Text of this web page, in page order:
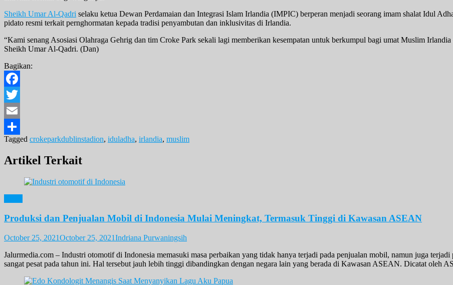
Sheikh Umar Al-Qadri selaku ketua Dewan Perdamaian dan Integrasi Islam Irlandia (IMPIC) berperan menjadi seorang imam shalat Idul
pidato resmi terkait pernghormatan kepada tradisi penyambutan dan inklusivitas di Irlandia.
“Kami senang Asosiasi Olahraga Gehrig dan tim Croke Park sekali lagi memberikan kesempatan untuk berkumpul bagi umat Muslim
Sheikh Umar Al-Qadri. (Dan)
Bagikan:
Facebook
Twitter
Email
Share
Tagged crokeparkdublinstadion, iduladha, irlandia, muslim
Artikel Terkait
Produksi dan Penjualan Mobil di Indonesia Mulai Meningkat, Termasuk Tinggi di Kawasan ASEAN
October 25, 2021October 25, 2021Indriana Purwaningsih
Jalurmedia.com – Industri otomotif di Indonesia memasuki masa perbaikan yang tidak hanya terjadi pada penjualan mobil, namun juga
sangat pesat pada tahun ini. Hal tersebut jauh lebih tinggi dibandingkan dengan negara lain yang berada di Kawasan ASEAN. Dicatat